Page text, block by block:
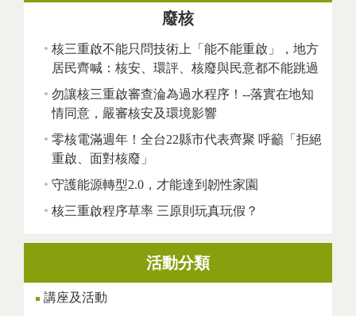
廢核
核三重啟不能只問技術上「能不能重啟」，地方
居民齊喊：核安、環評、核廢與民意都不能跳過
勿讓核三重啟審查淪為過水程序！--落實在地知
情同意，嚴審核安及環境影響
零核電滿週年！全台22縣市代表齊聚 呼籲「拒絕
重啟、面對核廢」
守護能源轉型2.0，才能達到韌性家園
核三重啟程序草率 三原則玩真玩假？
活動分類
講座及活動